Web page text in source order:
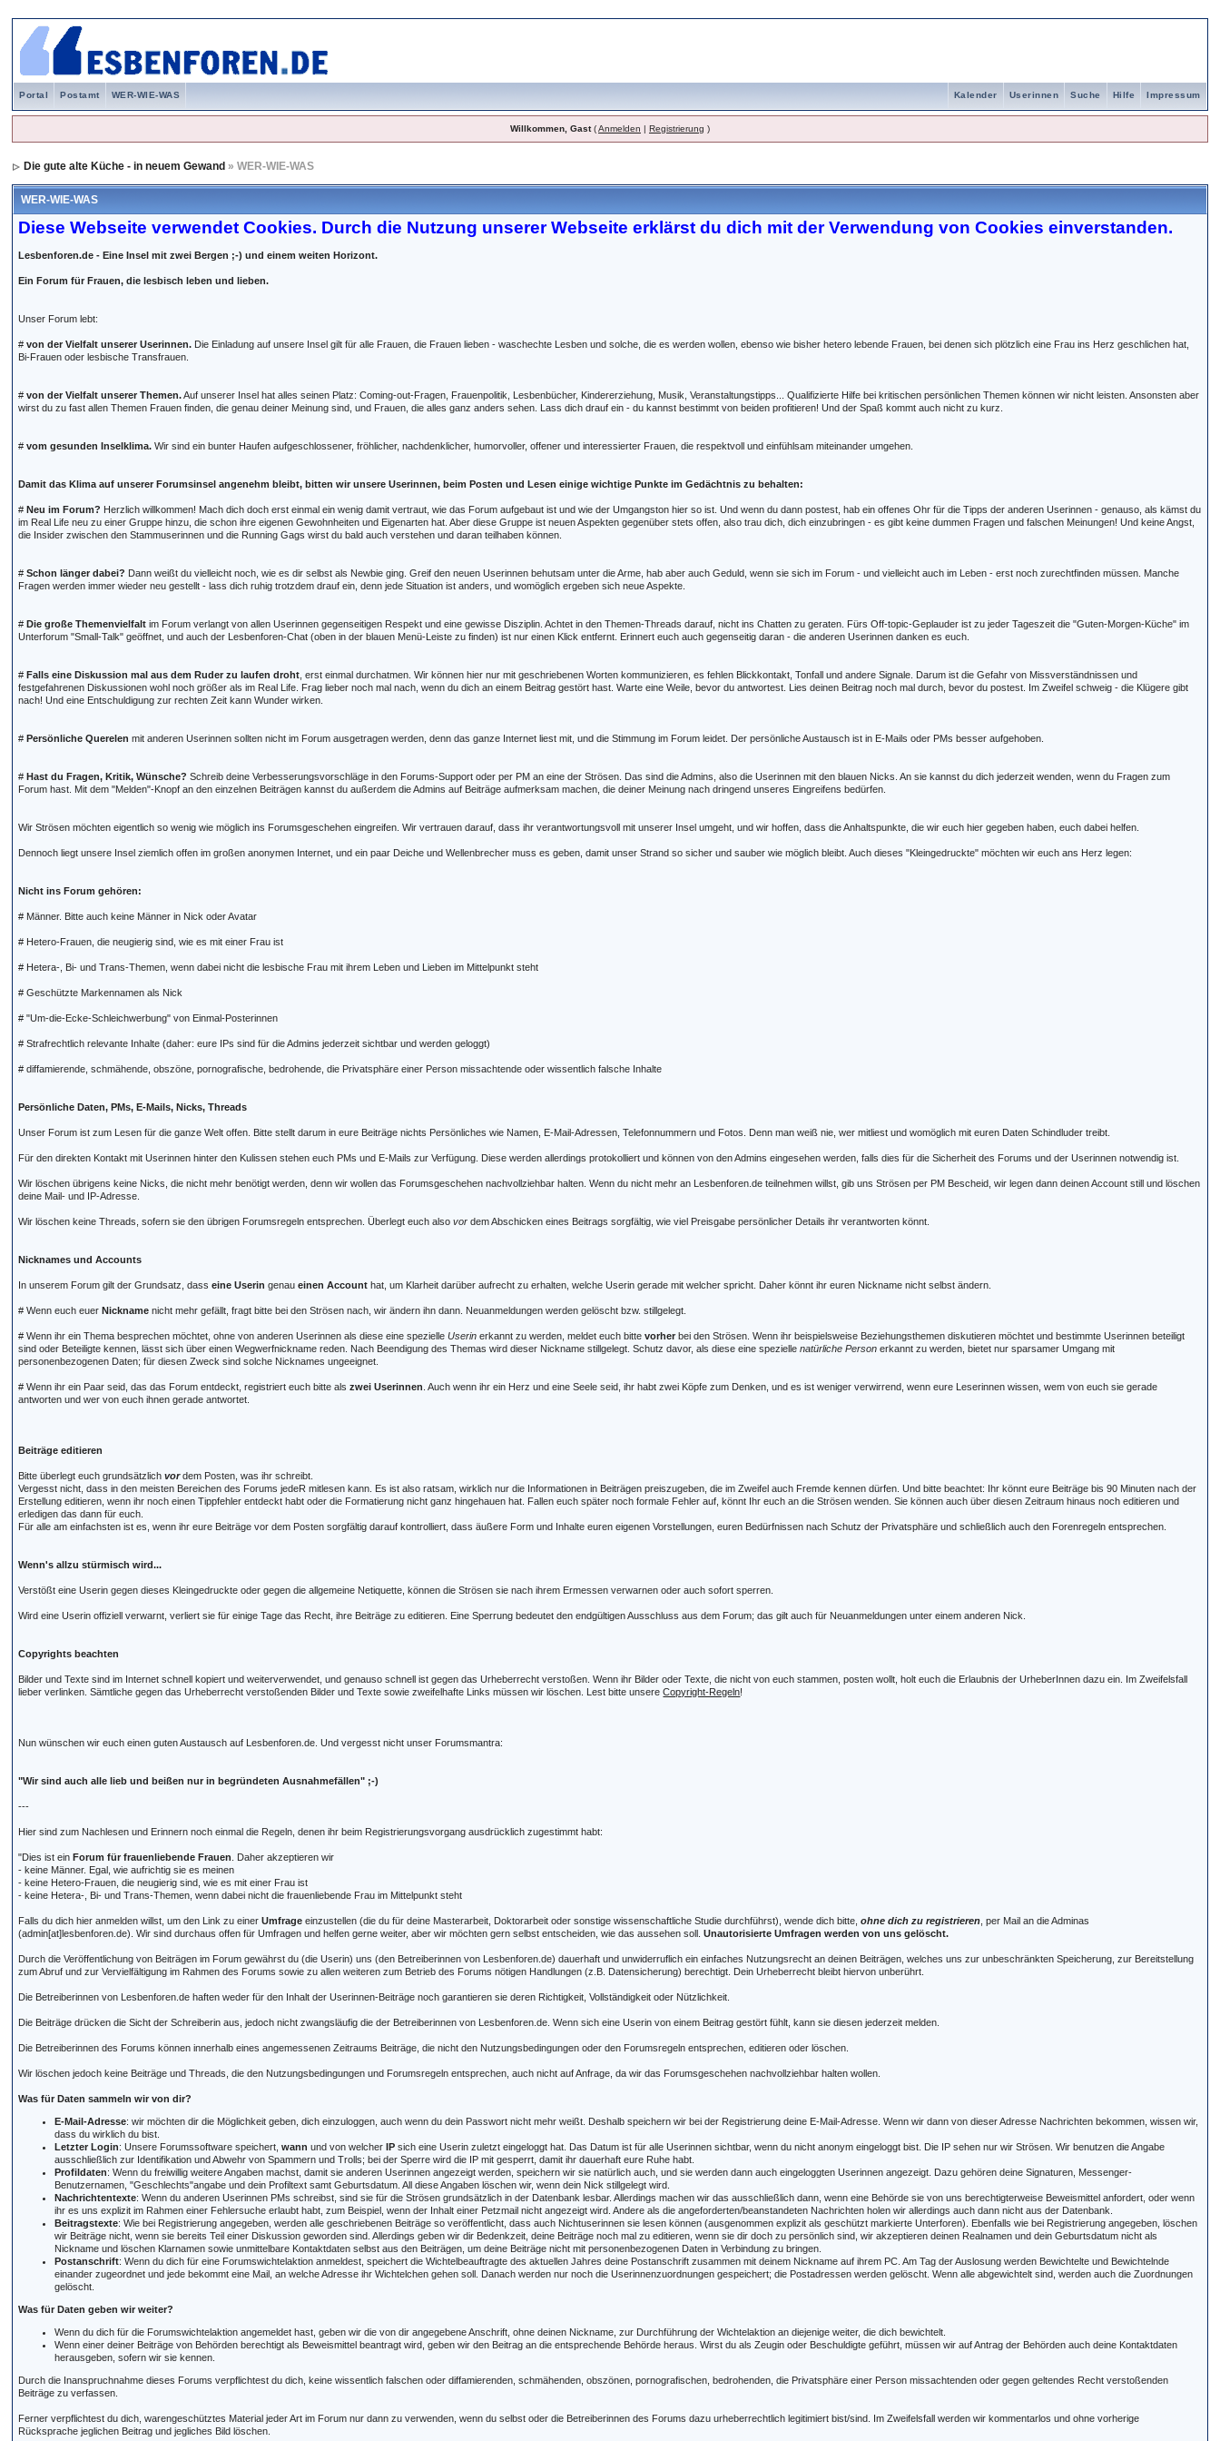
Portal Postamt WER-WIE-WAS Impressum
Hilfe
Suche
Userinnen
Kalender
Willkommen, Gast(Anmelden | Registrierung )
Die gute alte Küche - in neuem Gewand » WER-WIE-WAS
WER-WIE-WAS
Diese Webseite verwendet Cookies. Durch die Nutzung unserer Webseite erklärst du dich mit der Verwendung von Cookies einverstanden.
Lesbenforen.de - Eine Insel mit zwei Bergen ;-) und einem weiten Horizont.
Ein Forum für Frauen, die lesbisch leben und lieben.
Unser Forum lebt:
#von der Vielfalt unserer Userinnen. Die Einladung auf unsere Insel gilt für alle Frauen, die Frauen lieben - waschechte Lesben und solche, die es werden wollen, ebenso wie bisher hetero lebende Frauen, bei denen sich plötzlich eine Frau ins Herz geschlichen hat,
Bi-Frauen oder lesbische Transfrauen.
#von der Vielfalt unserer Themen.Auf unserer Insel hat alles seinen Platz: Coming-out-Fragen, Frauenpolitik, Lesbenbücher, Kindererziehung, Musik, Veranstaltungstipps... Qualifizierte Hilfe bei kritischen persönlichen Themen können wir nicht leisten. Ansonsten aber
wirst du zu fast allen Themen Frauen finden, die genau deiner Meinung sind, und Frauen, die alles ganz anders sehen. Lass dich drauf ein - du kannst bestimmt von beiden profitieren! Und der Spaß kommt auch nicht zu kurz.
#vom gesunden Inselklima. Wir sind ein bunter Haufen aufgeschlossener, fröhlicher, nachdenklicher, humorvoller, offener und interessierter Frauen, die respektvoll und einfühlsam miteinander umgehen.
Damit das Klima auf unserer Forumsinsel angenehm bleibt, bitten wir unsere Userinnen, beim Posten und Lesen einige wichtige Punkte im Gedächtnis zu behalten:
#Neu im Forum? Herzlich willkommen! Mach dich doch erst einmal ein wenig damit vertraut, wie das Forum aufgebaut ist und wie der Umgangston hier so ist. Und wenn du dann postest, hab ein offenes Ohr für die Tipps der anderen Userinnen - genauso, als kämst du
im Real Life neu zu einer Gruppe hinzu, die schon ihre eigenen Gewohnheiten und Eigenarten hat. Aber diese Gruppe ist neuen Aspekten gegenüber stets offen, also trau dich, dich einzubringen - es gibt keine dummen Fragen und falschen Meinungen! Und keine Angst,
die Insider zwischen den Stammuserinnen und die Running Gags wirst du bald auch verstehen und daran teilhaben können.
#Schon länger dabei? Dann weißt du vielleicht noch, wie es dir selbst als Newbie ging. Greif den neuen Userinnen behutsam unter die Arme, hab aber auch Geduld, wenn sie sich im Forum - und vielleicht auch im Leben - erst noch zurechtfinden müssen. Manche
Fragen werden immer wieder neu gestellt - lass dich ruhig trotzdem drauf ein, denn jede Situation ist anders, und womöglich ergeben sich neue Aspekte.
#Die große Themenvielfalt im Forum verlangt von allen Userinnen gegenseitigen Respekt und eine gewisse Disziplin. Achtet in den Themen-Threads darauf, nicht ins Chatten zu geraten. Fürs Off-topic-Geplauder ist zu jeder Tageszeit die "Guten-Morgen-Küche" im
Unterforum "Small-Talk" geöffnet, und auch der Lesbenforen-Chat (oben in der blauen Menü-Leiste zu finden) ist nur einen Klick entfernt. Erinnert euch auch gegenseitig daran - die anderen Userinnen danken es euch.
#Falls eine Diskussion mal aus dem Ruder zu laufen droht , erst einmal durchatmen. Wir können hier nur mit geschriebenen Worten kommunizieren, es fehlen Blickkontakt, Tonfall und andere Signale. Darum ist die Gefahr von Missverständnissen und
festgefahrenen Diskussionen wohl noch größer als im Real Life. Frag lieber noch mal nach, wenn du dich an einem Beitrag gestört hast. Warte eine Weile, bevor du antwortest. Lies deinen Beitrag noch mal durch, bevor du postest. Im Zweifel schweig - die Klügere gibt
nach! Und eine Entschuldigung zur rechten Zeit kann Wunder wirken.
#Persönliche Querelen mit anderen Userinnen sollten nicht im Forum ausgetragen werden, denn das ganze Internet liest mit, und die Stimmung im Forum leidet. Der persönliche Austausch ist in E-Mails oder PMs besser aufgehoben.
#Hast du Fragen, Kritik, Wünsche? Schreib deine Verbesserungsvorschläge in den Forums-Support oder per PM an eine der Strösen. Das sind die Admins, also die Userinnen mit den blauen Nicks. An sie kannst du dich jederzeit wenden, wenn du Fragen zum
Forum hast. Mit dem "Melden"-Knopf an den einzelnen Beiträgen kannst du außerdem die Admins auf Beiträge aufmerksam machen, die deiner Meinung nach dringend unseres Eingreifens bedürfen.
Wir Strösen möchten eigentlich so wenig wie möglich ins Forumsgeschehen eingreifen. Wir vertrauen darauf, dass ihr verantwortungsvoll mit unserer Insel umgeht, und wir hoffen, dass die Anhaltspunkte, die wir euch hier gegeben haben, euch dabei helfen.
Dennoch liegt unsere Insel ziemlich offen im großen anonymen Internet, und ein paar Deiche und Wellenbrecher muss es geben, damit unser Strand so sicher und sauber wie möglich bleibt. Auch dieses "Kleingedruckte" möchten wir euch ans Herz legen:
Nicht ins Forum gehören:
# Männer. Bitte auch keine Männer in Nick oder Avatar
# Hetero-Frauen, die neugierig sind, wie es mit einer Frau ist
# Hetera-, Bi- und Trans-Themen, wenn dabei nicht die lesbische Frau mit ihrem Leben und Lieben im Mittelpunkt steht
# Geschützte Markennamen als Nick
# "Um-die-Ecke-Schleichwerbung" von Einmal-Posterinnen
# Strafrechtlich relevante Inhalte (daher: eure IPs sind für die Admins jederzeit sichtbar und werden geloggt)
# diffamierende, schmähende, obszöne, pornografische, bedrohende, die Privatsphäre einer Person missachtende oder wissentlich falsche Inhalte
Persönliche Daten, PMs, E-Mails, Nicks, Threads
Unser Forum ist zum Lesen für die ganze Welt offen. Bitte stellt darum in eure Beiträge nichts Persönliches wie Namen, E-Mail-Adressen, Telefonnummern und Fotos. Denn man weiß nie, wer mitliest und womöglich mit euren Daten Schindluder treibt.
Für den direkten Kontakt mit Userinnen hinter den Kulissen stehen euch PMs und E-Mails zur Verfügung. Diese werden allerdings protokolliert und können von den Admins eingesehen werden, falls dies für die Sicherheit des Forums und der Userinnen notwendig ist.
Wir löschen übrigens keine Nicks, die nicht mehr benötigt werden, denn wir wollen das Forumsgeschehen nachvollziehbar halten. Wenn du nicht mehr an Lesbenforen.de teilnehmen willst, gib uns Strösen per PM Bescheid, wir legen dann deinen Account still und löschen
deine Mail- und IP-Adresse.
Wir löschen keine Threads, sofern sie den übrigen Forumsregeln entsprechen. Überlegt euch alsovor dem Abschicken eines Beitrags sorgfältig, wie viel Preisgabe persönlicher Details ihr verantworten könnt.
Nicknames und Accounts
In unserem Forum gilt der Grundsatz, dasseine Userin genaueinen Account hat, um Klarheit darüber aufrecht zu erhalten, welche Userin gerade mit welcher spricht. Daher könnt ihr euren Nickname nicht selbst ändern.
# Wenn euch euerNickname nicht mehr gefällt, fragt bitte bei den Strösen nach, wir ändern ihn dann. Neuanmeldungen werden gelöscht bzw. stillgelegt.
# Wenn ihr ein Thema besprechen möchtet, ohne von anderen Userinnen als diese eine spezielleUserin erkannt zu werden, meldet euch bittevorher bei den Strösen. Wenn ihr beispielsweise Beziehungsthemen diskutieren möchtet und bestimmte Userinnen beteiligt
sind oder Beteiligte kennen, lässt sich über einen Wegwerfnickname reden. Nach Beendigung des Themas wird dieser Nickname stillgelegt. Schutz davor, als diese eine speziellenatürliche Person erkannt zu werden, bietet nur sparsamer Umgang mit
personenbezogenen Daten; für diesen Zweck sind solche Nicknames ungeeignet.
# Wenn ihr ein Paar seid, das das Forum entdeckt, registriert euch bitte alszwei Userinnen . Auch wenn ihr ein Herz und eine Seele seid, ihr habt zwei Köpfe zum Denken, und es ist weniger verwirrend, wenn eure Leserinnen wissen, wem von euch sie gerade
antworten und wer von euch ihnen gerade antwortet.
Beiträge editieren
Bitte überlegt euch grundsätzlichvordem Posten, was ihr schreibt.
Vergesst nicht, dass in den meisten Bereichen des Forums jedeR mitlesen kann. Es ist also ratsam, wirklich nur die Informationen in Beiträgen preiszugeben, die im Zweifel auch Fremde kennen dürfen. Und bitte beachtet: Ihr könnt eure Beiträge bis 90 Minuten nach der
Erstellung editieren, wenn ihr noch einen Tippfehler entdeckt habt oder die Formatierung nicht ganz hingehauen hat. Fallen euch später noch formale Fehler auf, könnt Ihr euch an die Strösen wenden. Sie können auch über diesen Zeitraum hinaus noch editieren und
erledigen das dann für euch.
Für alle am einfachsten ist es, wenn ihr eure Beiträge vor dem Posten sorgfältig darauf kontrolliert, dass äußere Form und Inhalte euren eigenen Vorstellungen, euren Bedürfnissen nach Schutz der Privatsphäre und schließlich auch den Forenregeln entsprechen.
Wenn's allzu stürmisch wird...
Verstößt eine Userin gegen dieses Kleingedruckte oder gegen die allgemeine Netiquette, können die Strösen sie nach ihrem Ermessen verwarnen oder auch sofort sperren.
Wird eine Userin offiziell verwarnt, verliert sie für einige Tage das Recht, ihre Beiträge zu editieren. Eine Sperrung bedeutet den endgültigen Ausschluss aus dem Forum; das gilt auch für Neuanmeldungen unter einem anderen Nick.
Copyrights beachten
Bilder und Texte sind im Internet schnell kopiert und weiterverwendet, und genauso schnell ist gegen das Urheberrecht verstoßen. Wenn ihr Bilder oder Texte, die nicht von euch stammen, posten wollt, holt euch die Erlaubnis der UrheberInnen dazu ein. Im Zweifelsfall
lieber verlinken. Sämtliche gegen das Urheberrecht verstoßenden Bilder und Texte sowie zweifelhafte Links müssen wir löschen. Lest bitte unsereCopyright-Regeln!
Nun wünschen wir euch einen guten Austausch auf Lesbenforen.de. Und vergesst nicht unser Forumsmantra:
"Wir sind auch alle lieb und beißen nur in begründeten Ausnahmefällen" ;-)
---
Hier sind zum Nachlesen und Erinnern noch einmal die Regeln, denen ihr beim Registrierungsvorgang ausdrücklich zugestimmt habt:
"Dies ist einForum für frauenliebende Frauen
. Daher akzeptieren wir
- keine Männer. Egal, wie aufrichtig sie es meinen
- keine Hetero-Frauen, die neugierig sind, wie es mit einer Frau ist
- keine Hetera-, Bi- und Trans-Themen, wenn dabei nicht die frauenliebende Frau im Mittelpunkt steht
Falls du dich hier anmelden willst, um den Link zu einerUmfrage einzustellen (die du für deine Masterarbeit, Doktorarbeit oder sonstige wissenschaftliche Studie durchführst), wende dich bitte,ohne dich zu registrieren , per Mail an die Adminas
(admin[at]lesbenforen.de). Wir sind durchaus offen für Umfragen und helfen gerne weiter, aber wir möchten gern selbst entscheiden, wie das aussehen soll.Unautorisierte Umfragen werden von uns gelöscht.
Durch die Veröffentlichung von Beiträgen im Forum gewährst du (die Userin) uns (den Betreiberinnen von Lesbenforen.de) dauerhaft und unwiderruflich ein einfaches Nutzungsrecht an deinen Beiträgen, welches uns zur unbeschränkten Speicherung, zur Bereitstellung
zum Abruf und zur Vervielfältigung im Rahmen des Forums sowie zu allen weiteren zum Betrieb des Forums nötigen Handlungen (z.B. Datensicherung) berechtigt. Dein Urheberrecht bleibt hiervon unberührt.
Die Betreiberinnen von Lesbenforen.de haften weder für den Inhalt der Userinnen-Beiträge noch garantieren sie deren Richtigkeit, Vollständigkeit oder Nützlichkeit.
Die Beiträge drücken die Sicht der Schreiberin aus, jedoch nicht zwangsläufig die der Betreiberinnen von Lesbenforen.de. Wenn sich eine Userin von einem Beitrag gestört fühlt, kann sie diesen jederzeit melden.
Die Betreiberinnen des Forums können innerhalb eines angemessenen Zeitraums Beiträge, die nicht den Nutzungsbedingungen oder den Forumsregeln entsprechen, editieren oder löschen.
Wir löschen jedoch keine Beiträge und Threads, die den Nutzungsbedingungen und Forumsregeln entsprechen, auch nicht auf Anfrage, da wir das Forumsgeschehen nachvollziehbar halten wollen.
Was für Daten sammeln wir von dir?
E-Mail-Adresse: wir möchten dir die Möglichkeit geben, dich einzuloggen, auch wenn du dein Passwort nicht mehr weißt. Deshalb speichern wir bei der Registrierung deine E-Mail-Adresse. Wenn wir dann von dieser Adresse Nachrichten bekommen, wissen wir,
dass du wirklich du bist.
Letzter Login: Unsere Forumssoftware speichert,wann und von welcherIP sich eine Userin zuletzt eingeloggt hat. Das Datum ist für alle Userinnen sichtbar, wenn du nicht anonym eingeloggt bist. Die IP sehen nur wir Strösen. Wir benutzen die Angabe
ausschließlich zur Identifikation und Abwehr von Spammern und Trolls; bei der Sperre wird die IP mit gesperrt, damit ihr dauerhaft eure Ruhe habt.
Profildaten: Wenn du freiwillig weitere Angaben machst, damit sie anderen Userinnen angezeigt werden, speichern wir sie natürlich auch, und sie werden dann auch eingeloggten Userinnen angezeigt. Dazu gehören deine Signaturen, Messenger-
Benutzernamen, "Geschlechts"angabe und dein Profiltext samt Geburtsdatum. All diese Angaben löschen wir, wenn dein Nick stillgelegt wird.
Nachrichtentexte: Wenn du anderen Userinnen PMs schreibst, sind sie für die Strösen grundsätzlich in der Datenbank lesbar. Allerdings machen wir das ausschließlich dann, wenn eine Behörde sie von uns berechtigterweise Beweismittel anfordert, oder wenn
ihr es uns explizit im Rahmen einer Fehlersuche erlaubt habt, zum Beispiel, wenn der Inhalt einer Petzmail nicht angezeigt wird. Andere als die angeforderten/beanstandeten Nachrichten holen wir allerdings auch dann nicht aus der Datenbank.
Beitragstexte: Wie bei Registrierung angegeben, werden alle geschriebenen Beiträge so veröffentlicht, dass auch Nichtuserinnen sie lesen können (ausgenommen explizit als geschützt markierte Unterforen). Ebenfalls wie bei Registrierung angegeben, löschen
wir Beiträge nicht, wenn sie bereits Teil einer Diskussion geworden sind. Allerdings geben wir dir Bedenkzeit, deine Beiträge noch mal zu editieren, wenn sie dir doch zu persönlich sind, wir akzeptieren deinen Realnamen und dein Geburtsdatum nicht als
Nickname und löschen Klarnamen sowie unmittelbare Kontaktdaten selbst aus den Beiträgen, um deine Beiträge nicht mit personenbezogenen Daten in Verbindung zu bringen.
Postanschrift: Wenn du dich für eine Forumswichtelaktion anmeldest, speichert die Wichtelbeauftragte des aktuellen Jahres deine Postanschrift zusammen mit deinem Nickname auf ihrem PC. Am Tag der Auslosung werden Bewichtelte und Bewichtelnde
einander zugeordnet und jede bekommt eine Mail, an welche Adresse ihr Wichtelchen gehen soll. Danach werden nur noch die Userinnenzuordnungen gespeichert; die Postadressen werden gelöscht. Wenn alle abgewichtelt sind, werden auch die Zuordnungen
gelöscht.
Was für Daten geben wir weiter?
Wenn du dich für die Forumswichtelaktion angemeldet hast, geben wir die von dir angegebene Anschrift, ohne deinen Nickname, zur Durchführung der Wichtelaktion an diejenige weiter, die dich bewichtelt.
Wenn einer deiner Beiträge von Behörden berechtigt als Beweismittel beantragt wird, geben wir den Beitrag an die entsprechende Behörde heraus. Wirst du als Zeugin oder Beschuldigte geführt, müssen wir auf Antrag der Behörden auch deine Kontaktdaten
herausgeben, sofern wir sie kennen.
Durch die Inanspruchnahme dieses Forums verpflichtest du dich, keine wissentlich falschen oder diffamierenden, schmähenden, obszönen, pornografischen, bedrohenden, die Privatsphäre einer Person missachtenden oder gegen geltendes Recht verstoßenden
Beiträge zu verfassen.
Ferner verpflichtest du dich, warengeschütztes Material jeder Art im Forum nur dann zu verwenden, wenn du selbst oder die Betreiberinnen des Forums dazu urheberrechtlich legitimiert bist/sind. Im Zweifelsfall werden wir kommentarlos und ohne vorherige
Rücksprache jeglichen Beitrag und jegliches Bild löschen.